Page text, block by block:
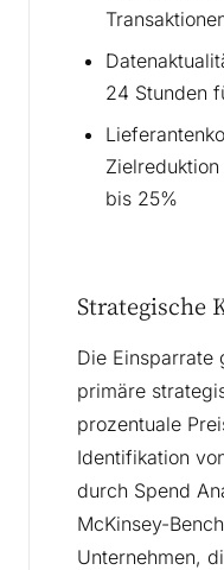
24 Stunden
bis 25%
Strategische
Die Einsparrate
primäre
prozentuale
Identifikation
durch Spend
McKinsey-
Unternehmen,